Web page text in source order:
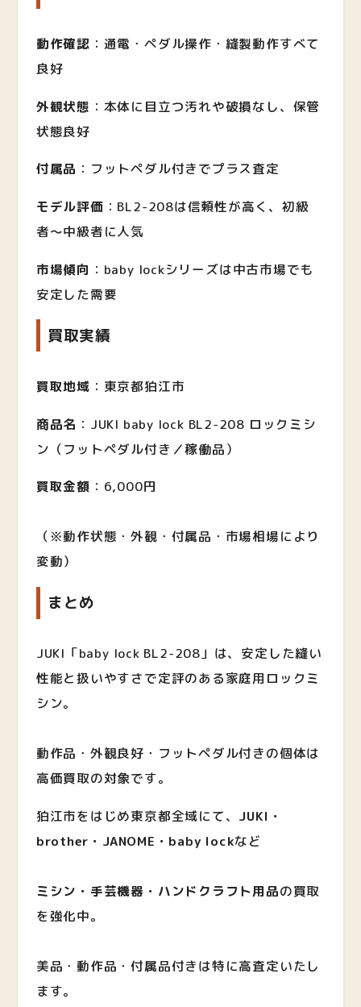
動作確認 ：通電・ペダル操作・縫製動作すべて
良好
外観状態 ：本体に目立つ汚れや破損なし、保管
状態良好
付属品 ：フットペダル付きでプラス査定
モデル評価 ：BL2-208は信頼性が高く、初級
者〜中級者に人気
市場傾向 ：baby lockシリーズは中古市場でも
安定した需要
買取実績
買取地域 ：東京都狛江市
商品名 ：JUKI baby lock BL2-208 ロックミシ
ン（フットペダル付き／稼働品）
買取金額 ：6,000円
（※動作状態・外観・付属品・市場相場により
変動）
まとめ
JUKI「baby lock BL2-208」は、安定した縫い
性能と扱いやすさで定評のある家庭用ロックミ
シン。
動作品・外観良好・フットペダル付きの個体は
高価買取の対象です。
狛江市をはじめ東京都全域にて、 JUKI・
brother・JANOME・baby lockなど
ミシン・手芸機器・ハンドクラフト用品の買取
を強化中。
美品・動作品・付属品付きは特に高査定いたし
ます。